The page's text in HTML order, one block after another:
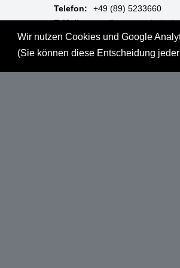
Wir nutzen Cookies und Google
(Sie können diese Entscheidung
Telefon:
+49 (89) 5233660
E-Mail:
mgm@muenzgalerie.de
Mo-Fr:
9:00 - 18:00 Uhr